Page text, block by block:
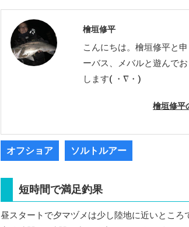
檜垣修平
こんにちは。檜垣修平と
ーバス、メバルと遊んで
します( ・∇・)
檜垣修平
オフショア ソルトルアー
短時間で満足釣果
昼スタートで夕マヅメは少し陸地に近いとこ